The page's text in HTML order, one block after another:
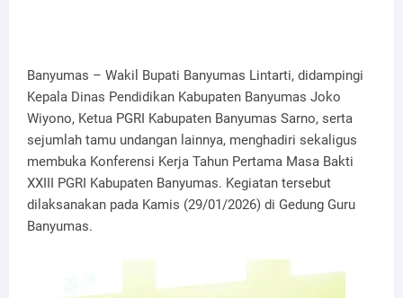
Banyumas – Wakil Bupati Banyumas Lintarti, didampingi
Kepala Dinas Pendidikan Kabupaten Banyumas Joko
Wiyono, Ketua PGRI Kabupaten Banyumas Sarno, serta
sejumlah tamu undangan lainnya, menghadiri sekaligus
membuka Konferensi Kerja Tahun Pertama Masa Bakti
XXIII PGRI Kabupaten Banyumas. Kegiatan tersebut
dilaksanakan pada Kamis (29/01/2026) di Gedung Guru
Banyumas.